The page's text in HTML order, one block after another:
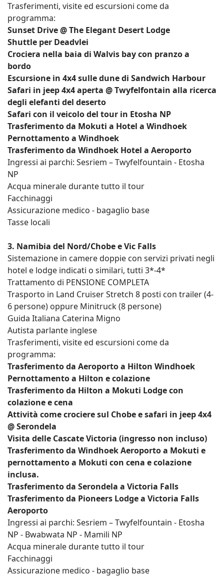
Trasferimenti, visite ed escursioni come da
programma:
Sunset Drive @ The Elegant Desert Lodge
Shuttle per Deadvlei
Crociera nella baia di Walvis bay con pranzo a
bordo
Escursione in 4x4 sulle dune di Sandwich Harbour
Safari in jeep 4x4 aperta @ Twyfelfontain alla ricerca
degli elefanti del deserto
Safari con il veicolo del tour in Etosha NP
Trasferimento da Mokuti a Hotel a Windhoek
Pernottamento a Windhoek
Trasferimento da Windhoek Hotel a Aeroporto
Ingressi ai parchi: Sesriem – Twyfelfountain - Etosha
NP
Acqua minerale durante tutto il tour
Facchinaggi
Assicurazione medico - bagaglio base
Tasse locali
3. Namibia del Nord/Chobe e Vic Falls
Sistemazione in camere doppie con servizi privati negli
hotel e lodge indicati o similari, tutti 3*-4*
Trattamento di PENSIONE COMPLETA
Trasporto in Land Cruiser Stretch 8 posti con trailer (4-
6 persone) oppure Minitruck (8 persone)
Guida Italiana Caterina Migno
Autista parlante inglese
Trasferimenti, visite ed escursioni come da
programma:
Trasferimento da Aeroporto a Hilton Windhoek
Pernottamento a Hilton e colazione
Trasferimento da Hilton a Mokuti Lodge con
colazione e cena
Attività come crociere sul Chobe e safari in jeep 4x4
@ Serondela
Visita delle Cascate Victoria (ingresso non incluso)
Trasferimento da Windhoek Aeroporto a Mokuti e
pernottamento a Mokuti con cena e colazione
inclusa.
Trasferimento da Serondela a Victoria Falls
Trasferimento da Pioneers Lodge a Victoria Falls
Aeroporto
Ingressi ai parchi: Sesriem – Twyfelfountain - Etosha
NP - Bwabwata NP - Mamili NP
Acqua minerale durante tutto il tour
Facchinaggi
Assicurazione medico - bagaglio base